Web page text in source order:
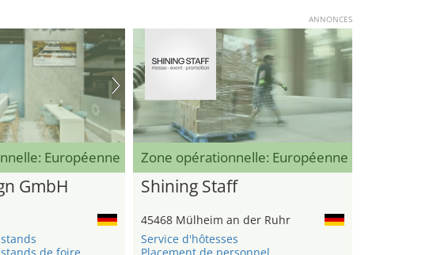
ANNONCES
Européenne
GmbH
Zone opérationnelle: Européenne
Shining Staff
45468 Mülheim an der Ruhr
Service d'hôtesses